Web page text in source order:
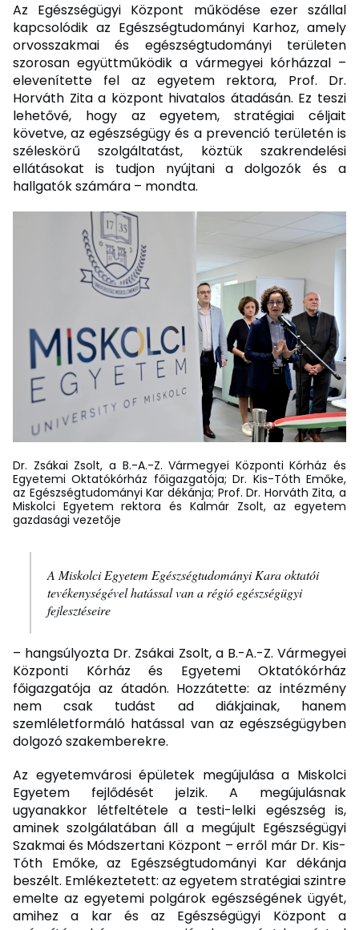
Az Egészségügyi Központ működése ezer szállal
kapcsolódik az Egészségtudományi Karhoz, amely
orvosszakmai és egészségtudományi területen
szorosan együttműködik a vármegyei kórházzal –
elevenítette fel az egyetem rektora, Prof. Dr.
Horváth Zita a központ hivatalos átadásán. Ez teszi
lehetővé, hogy az egyetem, stratégiai céljait
követve, az egészségügy és a prevenció területén is
széleskörű szolgáltatást, köztük szakrendelési
ellátásokat is tudjon nyújtani a dolgozók és a
hallgatók számára – mondta.
Dr. Zsákai Zsolt, a B.-A.-Z. Vármegyei Központi Kórház és
Egyetemi Oktatókórház főigazgatója; Dr. Kis-Tóth Emőke,
az Egészségtudományi Kar dékánja; Prof. Dr. Horváth Zita, a
Miskolci Egyetem rektora és Kalmár Zsolt, az egyetem
gazdasági vezetője
A Miskolci Egyetem Egészségtudományi Kara oktatói
tevékenységével hatással van a régió egészségügyi
fejlesztéseire
– hangsúlyozta Dr. Zsákai Zsolt, a B.-A.-Z. Vármegyei
Központi Kórház és Egyetemi Oktatókórház
főigazgatója az átadón. Hozzátette: az intézmény
nem csak tudást ad diákjainak, hanem
szemléletformáló hatással van az egészségügyben
dolgozó szakemberekre.
Az egyetemvárosi épületek megújulása a Miskolci
Egyetem fejlődését jelzik. A megújulásnak
ugyanakkor létfeltétele a testi-lelki egészség is,
aminek szolgálatában áll a megújult Egészségügyi
Szakmai és Módszertani Központ – erről már Dr. Kis-
Tóth Emőke, az Egészségtudományi Kar dékánja
beszélt. Emlékeztetett: az egyetem stratégiai szintre
emelte az egyetemi polgárok egészségének ügyét,
amihez a kar és az Egészségügyi Központ a